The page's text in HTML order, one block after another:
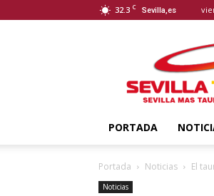
32.3 C Sevilla,es
Taurina
PORTADA
Portada Noticias El
Noticias